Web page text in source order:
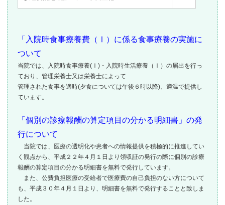
「入院時食事療養費（Ⅰ）に係る食事療養の実施に
ついて
当院では、入院時食事療養(Ⅰ)・入院時生活療養（Ⅰ）の届出を行っ
ており、管理栄養士又は栄養士によって
管理された食事を適時(夕食については午後６時以降)、適温で提供し
ています。
「個別の診療報酬の算定項目の分かる明細書」の発
行について
当院では、医療の透明化や患者への情報提供を積極的に推進してい
く観点から、平成２２年４月１日より領収証の発行の際に個別の診療
報酬の算定項目の分かる明細書を無料で発行しています。
また、公費負担医療の受給者で医療費の自己負担のない方について
も、平成３０年４月１日より、明細書を無料で発行することと致しま
した。